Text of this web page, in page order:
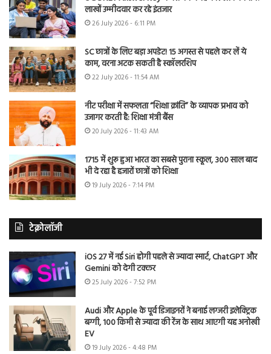
लाखों उम्मीदवार कर रहे इंतजार
26 July 2026 - 6:11 PM
SC छात्रों के लिए बड़ा अपडेट! 15 अगस्त से पहले कर लें ये
काम, वरना अटक सकती है स्कॉलरशिप
22 July 2026 - 11:54 AM
नीट परीक्षा में सफलता “शिक्षा क्रांति” के व्यापक प्रभाव को
उजागर करती है: शिक्षा मंत्री बैंस
20 July 2026 - 11:43 AM
1715 में शुरू हुआ भारत का सबसे पुराना स्कूल, 300 साल बाद
भी दे रहा है हजारों छात्रों को शिक्षा
19 July 2026 - 7:14 PM
टेक्नोलॉजी
iOS 27 में नई Siri होगी पहले से ज्यादा स्मार्ट, ChatGPT और
Gemini को देगी टक्कर
25 July 2026 - 7:52 PM
Audi और Apple के पूर्व डिजाइनरों ने बनाई लग्जरी इलेक्ट्रिक
बग्गी, 100 किमी से ज्यादा की रेंज के साथ आएगी यह अनोखी
EV
19 July 2026 - 4:48 PM